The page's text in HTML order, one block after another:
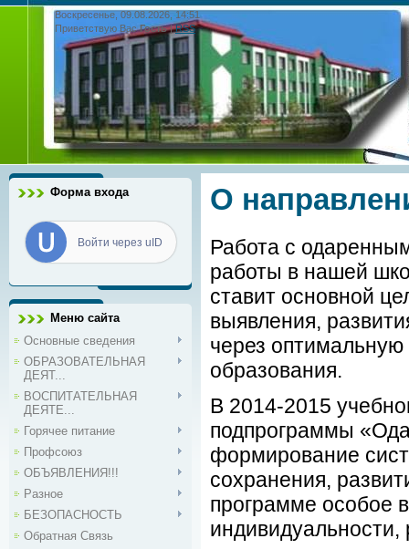
Воскресенье, 09.08.2026, 14:51
Приветствую Вас Гость|RSS
Форма входа
Войти через uID
Меню сайта
Основные сведения
ОБРАЗОВАТЕЛЬНАЯ
ДЕЯТ...
ВОСПИТАТЕЛЬНАЯ
ДЕЯТЕ...
Горячее питание
Профсоюз
ОБЪЯВЛЕНИЯ!!!
Разное
БЕЗОПАСНОСТЬ
Обратная Связь
О
Работа с
работы в нашей
ставит основной
выявления,
через оптимальную
образования.
В 2014-2015
подпрограммы
формирование
сохранения,
программе особое